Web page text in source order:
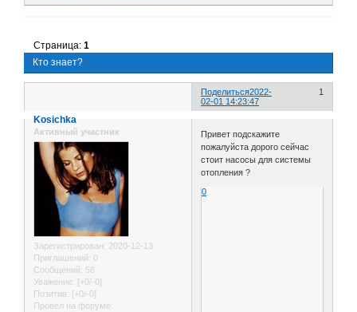
Кто знает?
Страница:1
Поделиться 1
2022-
02-01 14:23:47
Kosichka
Активный участник
Зарегистрирован: 2020-12-13
Приглашений: 0
Сообщений: 58
Уважение: [+0/-0]
Позитив: [+0/-0]
Провел на форуме:
Привет подскажите
пожалуйста дорого сейчас
стоит насосы для системы
отопления ?
0